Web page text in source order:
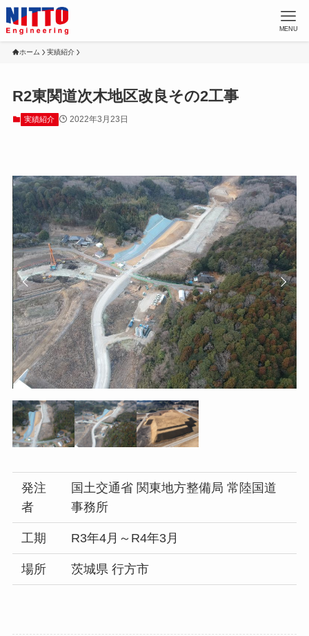
MENU
ホーム 実績紹介
R2東関道次木地区改良その2工事
実績紹介 2022年3月23日
発注
者
国土交通省 関東地方整備局 常陸国道
事務所
工期 R3年4月～R4年3月
場所 茨城県 行方市